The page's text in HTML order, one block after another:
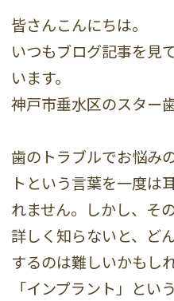
皆さんこんにちは。
いつもブログ記事を見
います。
神戸市垂水区のスター
歯のトラブルでお悩み
トという言葉を一度は
れません。しかし、そ
詳しく知らないと、ど
するのは難しいかもし
「インプラント」とい